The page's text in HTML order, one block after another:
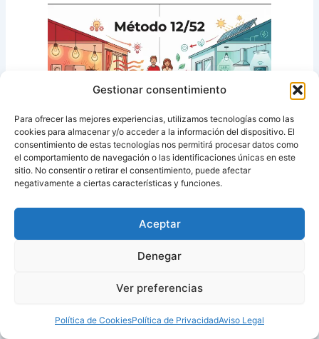
Gestionar consentimiento
Para ofrecer las mejores experiencias, utilizamos tecnologías como las
cookies para almacenar y/o acceder a la información del dispositivo. El
consentimiento de estas tecnologías nos permitirá procesar datos como
el comportamiento de navegación o las identificaciones únicas en este
sitio. No consentir o retirar el consentimiento, puede afectar
negativamente a ciertas características y funciones.
Aceptar
Denegar
Ver preferencias
Política de CookiesPolítica de PrivacidadAviso Legal
Blog Electricidad y gas
12 decisiones y 52 microhábitos
para ahorrar energía en 2025-2026 sin perder
byBenefitsfactory on11/12/2025